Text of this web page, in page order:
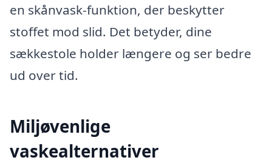
en skånvask-funktion, der beskytter
stoffet mod slid. Det betyder, dine
sækkestole holder længere og ser bedre
ud over tid.
Miljøvenlige
vaskealternativer